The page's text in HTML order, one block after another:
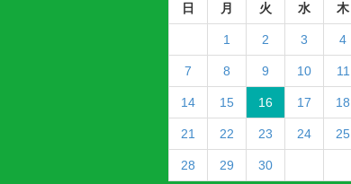
日 月 火 水 木
1 2 3 4
7 8 9 10 11
14 15 16 17 18
21 22 23 24 25
28 29 30